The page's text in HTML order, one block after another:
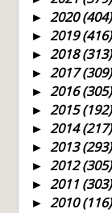
►2020(404)
►2019(416)
►2018(313)
►2017(309)
►2016(305)
►2015(192)
►2014(217)
►2013(293)
►2012(305)
►2011 (303)
►2010(116)